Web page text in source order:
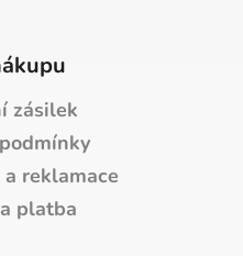
zásilek
reklamace
platba